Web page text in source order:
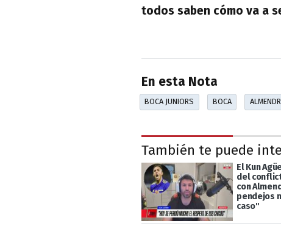
todos saben cómo va a
En esta Nota
BOCA JUNIORS BOCA
También te puede
El Kun
del
con
pendejos
caso"